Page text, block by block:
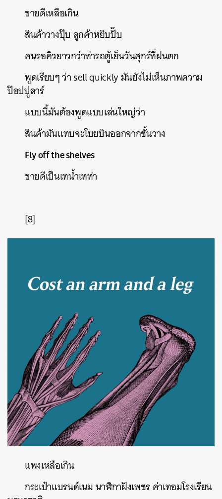
ขายดีเหลือเกิน
สินค้าวางปุ๊บ ลูกค้าหยิบปั๊บ
คนรอคิวยาวกว่าท่ารถตู้เย็นวันศุกร์ที่ฝนตก
พูดเรียบๆว่าsell quicklyมันยังไม่เห็นภาพความ
ป๊อปปูลาร์
แบบนี้มันต้องพูดแบบเล่นใหญ่ว่า
สินค้ามันแทบจะโบยบินออกจากชั้นวาง
Fly off the shelves
ขายดีเป็นเทน้ำเทท่า
[8]
แพงเหลือเกิน
กระเป๋าแบรนด์เนมนาฬิกาฝังเพชรค่าเทอมโรงเรียน